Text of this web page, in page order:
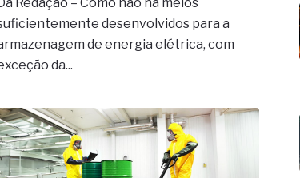
hidráulicas de
de morte precoce e
de
materiais
no modelo de IA
desenvolvidos para a
de energia elétrica, com
da...